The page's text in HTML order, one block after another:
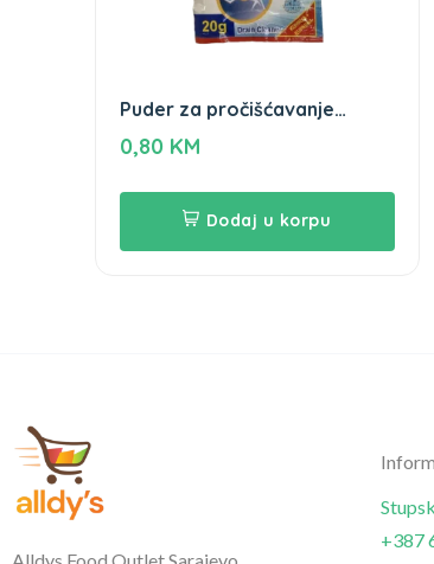
Puder za pročišćavanje
odvoda Clean home 20g
0,80 KM
Dodaj u korpu
+387